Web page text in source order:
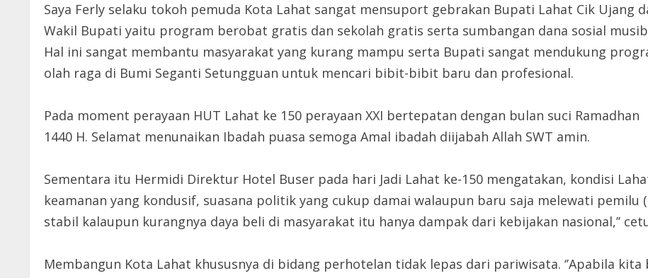
Saya Ferly selaku tokoh pemuda Kota Lahat sangat mensuport gebrakan Bupati Lahat Cik Ujang
Wakil Bupati yaitu program berobat gratis dan sekolah gratis serta sumbangan dana sosial
Hal ini sangat membantu masyarakat yang kurang mampu serta Bupati sangat mendukung
olah raga di Bumi Seganti Setungguan untuk mencari bibit-bibit baru dan profesional.
Pada moment perayaan HUT Lahat ke 150 perayaan XXI bertepatan dengan bulan suci Ramadhan
1440 H. Selamat menunaikan Ibadah puasa semoga Amal ibadah diijabah Allah SWT amin.
Sementara itu Hermidi Direktur Hotel Buser pada hari Jadi Lahat ke-150 mengatakan, kondisi
keamanan yang kondusif, suasana politik yang cukup damai walaupun baru saja melewati pemilu
stabil kalaupun kurangnya daya beli di masyarakat itu hanya dampak dari kebijakan nasional,’’
Membangun Kota Lahat khususnya di bidang perhotelan tidak lepas dari pariwisata. ‘’Apabila